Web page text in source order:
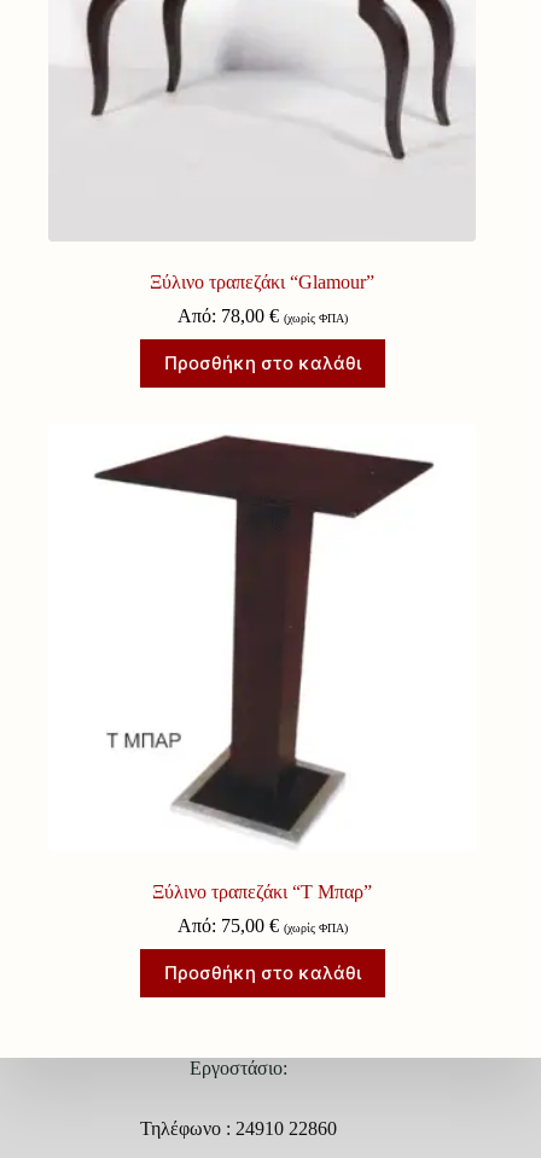
Ξύλινο τραπεζάκι “Glamour”
Από: 78,00 € (χωρίς ΦΠΑ)
Προσθήκη στο καλάθι
Ξύλινο τραπεζάκι “Τ Μπαρ”
Από: 75,00 € (χωρίς ΦΠΑ)
Προσθήκη στο καλάθι
Εργοστάσιο:
Τηλέφωνο : 24910 22860